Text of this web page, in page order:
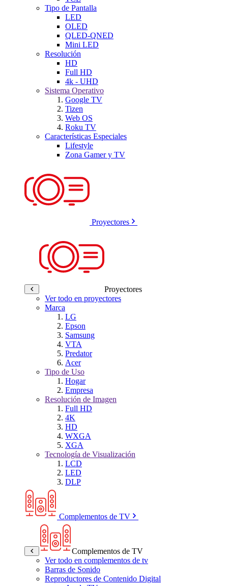
Tipo de Pantalla
LED
OLED
QLED-QNED
Mini LED
Resolución
HD
Full HD
4k - UHD
Sistema Operativo
Google TV
Tizen
Web OS
Roku TV
Características Especiales
Lifestyle
Zona Gamer y TV
Proyectores
Proyectores
Ver todo en proyectores
Marca
LG
Epson
Samsung
VTA
Predator
Acer
Tipo de Uso
Hogar
Empresa
Resolución de Imagen
Full HD
4K
HD
WXGA
XGA
Tecnología de Visualización
LCD
LED
DLP
Complementos de TV
Complementos de TV
Ver todo en complementos de tv
Barras de Sonido
Reproductores de Contenido Digital